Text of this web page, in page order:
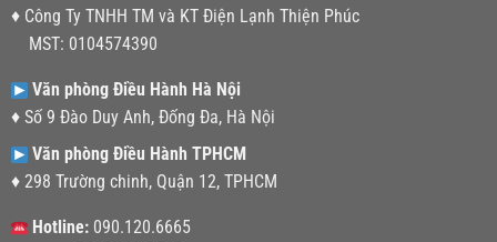
♦ Công Ty TNHH TM và KT Điện Lạnh Thiện Phúc
MST: 0104574390
Văn phòng Điều Hành Hà Nội
♦ Số 9 Đào Duy Anh, Đống Đa, Hà Nội
Văn phòng Điều Hành TPHCM
♦ 298 Trường chinh, Quận 12, TPHCM
Hotline:090.120.6665